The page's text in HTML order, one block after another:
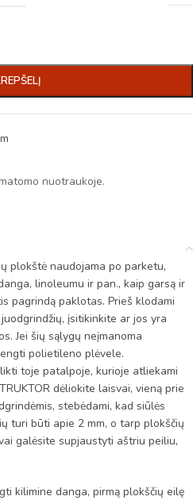
nuotraukoje.
plokštė naudojama po parketu,
linoleumu ir pan., kaip garsą ir
pagrindą paklotas. Prieš klodami
įsitikinkite ar jos yra
Jei šių sąlygų neįmanoma
polietileno plėvele.
toje patalpoje, kurioje atliekami
dėliokite laisvai, vieną prie
stebėdami, kad siūlės
turi būti apie 2 mm, o tarp plokščių
galėsite supjaustyti aštriu peiliu,
kilimine danga, pirmą plokščių eilę